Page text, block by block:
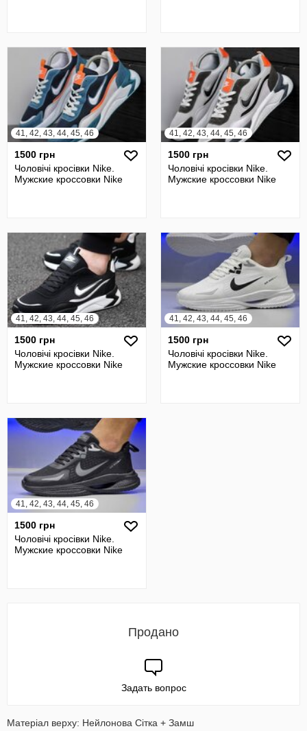
41, 42, 43, 44, 45, 46
1500 грн
Чоловічі кросівки Nike.
Мужские кроссовки Nike
41, 42, 43, 44, 45, 46
1500 грн
Чоловічі кросівки Nike.
Мужские кроссовки Nike
41, 42, 43, 44, 45, 46
1500 грн
Чоловічі кросівки Nike.
Мужские кроссовки Nike
41, 42, 43, 44, 45, 46
1500 грн
Чоловічі кросівки Nike.
Мужские кроссовки Nike
41, 42, 43, 44, 45, 46
1500 грн
Чоловічі кросівки Nike.
Мужские кроссовки Nike
Продано
Задать вопрос
Матеріал верху: Нейлонова Сітка + Замш